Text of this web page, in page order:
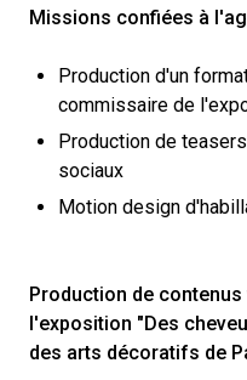
Missions confiées à
Production d'un
commissaire de
Production de
sociaux
Motion design
Production de
l'exposition "Des
des arts décoratifs de